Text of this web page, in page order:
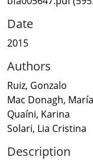
Date
2015
Authors
Ruiz, Gonzalo
Mac Donagh,
Quaíni, Karina
Solari, Lia Cristina
Description